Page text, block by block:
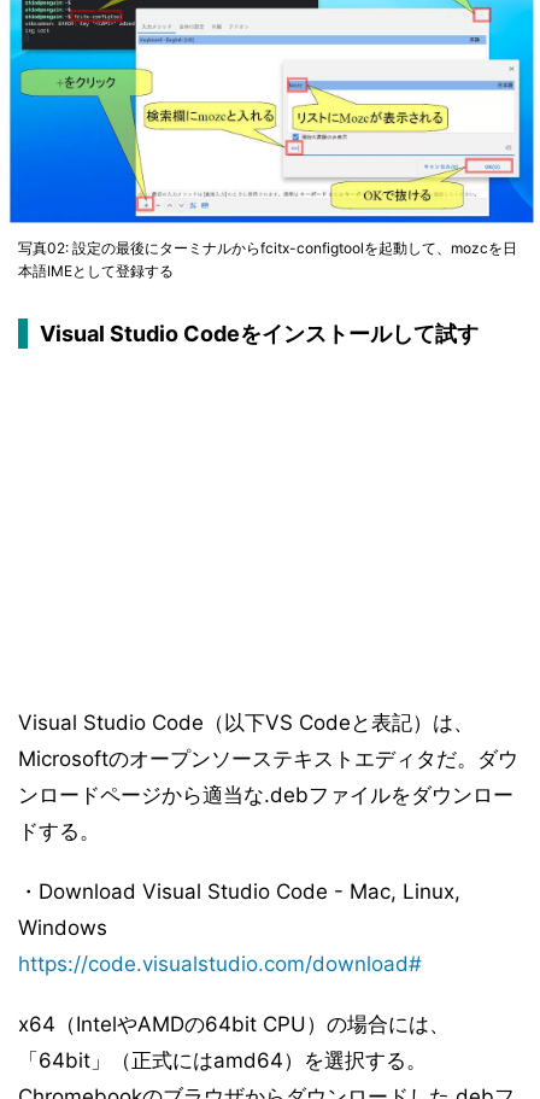
写真02: 設定の最後にターミナルからfcitx-configtoolを起動して、mozcを日
本語IMEとして登録する
Visual Studio Codeをインストールして試す
Visual Studio Code（以下VS Codeと表記）は、
Microsoftのオープンソーステキストエディタだ。ダウ
ンロードページから適当な.debファイルをダウンロー
ドする。
・Download Visual Studio Code - Mac, Linux,
Windows
https://code.visualstudio.com/download#
x64（IntelやAMDの64bit CPU）の場合には、
「64bit」（正式にはamd64）を選択する。